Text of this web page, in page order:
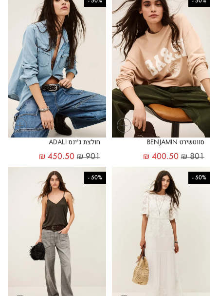
+
סווטשירט BENJAMIN
₪801
₪ 400.50
+
חולצת ג'ינס ADALI
₪901
₪ 450.50
50%
-
50%
-